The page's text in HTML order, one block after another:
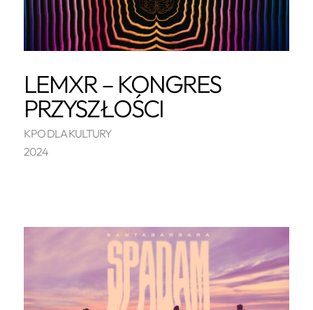
LEMXR – KONGRES
PRZYSZŁOŚCI
KPO DLA KULTURY
2024